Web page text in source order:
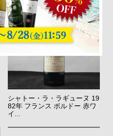
シャトー・ラ・ラギューヌ 19
82年 フランス ボルドー 赤ワ
イ...